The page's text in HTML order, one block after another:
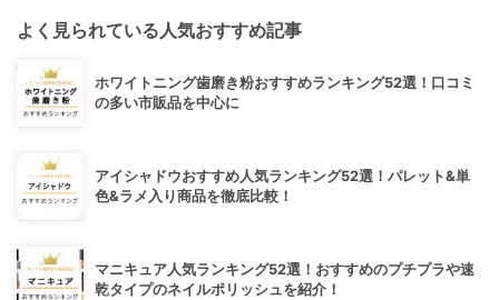
よく見られている人気おすすめ記事
ホワイトニング歯磨き粉おすすめランキング52選！口コミ
の多い市販品を中心に
アイシャドウおすすめ人気ランキング52選！パレット&単
色&ラメ入り商品を徹底比較！
マニキュア人気ランキング52選！おすすめのプチプラや速
乾タイプのネイルポリッシュを紹介！